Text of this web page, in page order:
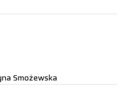
Smożewska